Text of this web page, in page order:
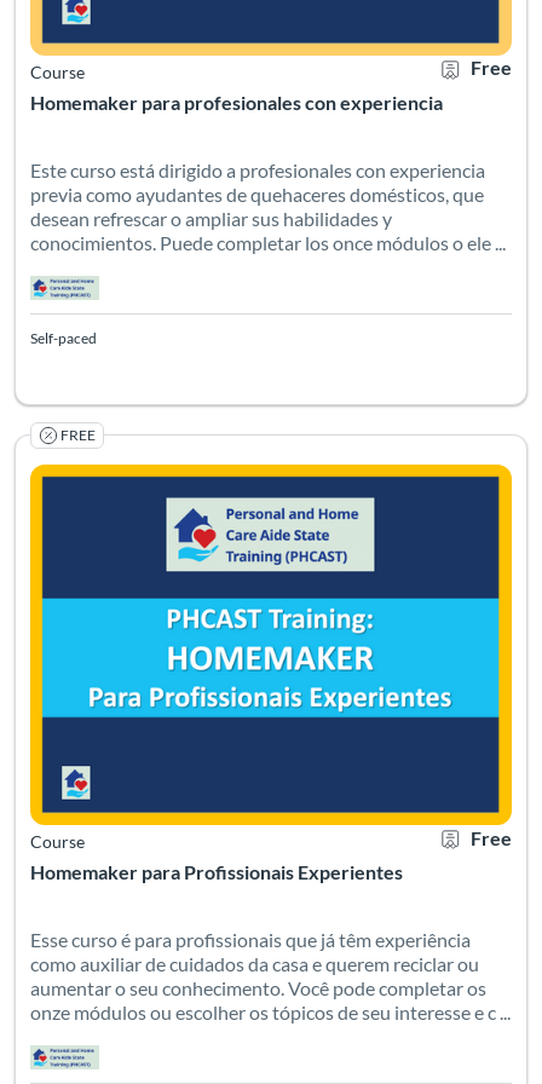
Homemaker para profesionales con experiencia
Course Free
Este curso está dirigido a profesionales con experiencia
previa como ayudantes de quehaceres domésticos, que
desean refrescar o ampliar sus habilidades y
conocimientos. Puede completar los once módulos o ele ...
Self-paced
FREE
Homemaker para Profissionais Experientes
Course
Certificate
Listing
Free
Esse curso é para profissionais que já têm experiência como
Esse curso é para profissionais que já têm experiência
como auxiliar de cuidados da casa e querem reciclar ou
aumentar o seu conhecimento. Você pode completar os
onze módulos ou escolher os tópicos de seu interesse e c ...
Listing Catalog: PHCAST Brazilian Portuguese
Listing Date: Self-paced